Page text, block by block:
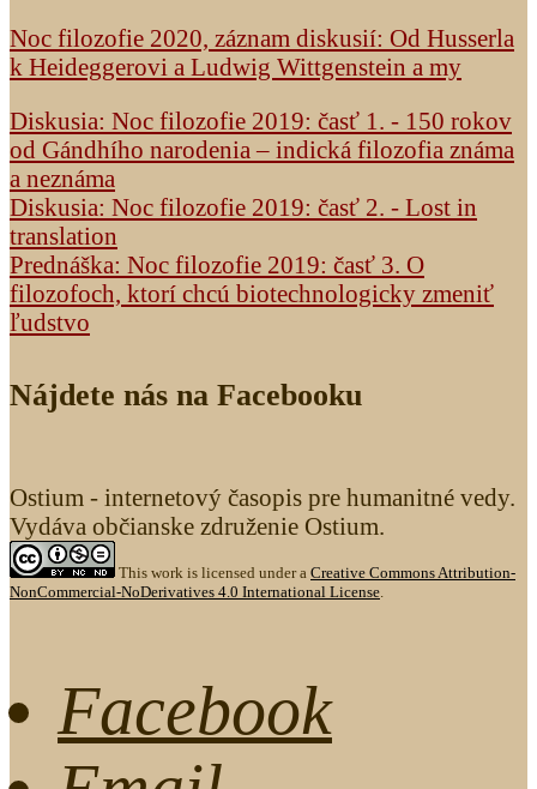
Noc filozofie 2020, záznam diskusií: Od Husserla
k Heideggerovi a Ludwig Wittgenstein a my
Diskusia: Noc filozofie 2019: časť 1. - 150 rokov
od Gándhího narodenia – indická filozofia známa
a neznáma
Diskusia: Noc filozofie 2019: časť 2. - Lost in
translation
Prednáška: Noc filozofie 2019: časť 3. O
filozofoch, ktorí chcú biotechnologicky zmeniť
ľudstvo
Nájdete nás na Facebooku
Ostium - internetový časopis pre humanitné vedy.
Vydáva občianske združenie Ostium.
This work is licensed under a Creative Commons Attribution-
NonCommercial-NoDerivatives 4.0 International License.
Facebook